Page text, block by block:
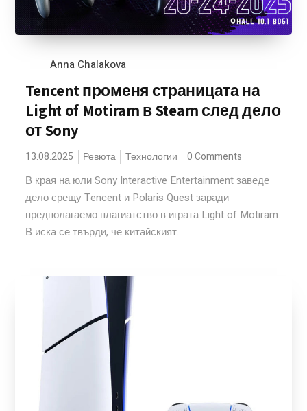
Anna Chalakova
Tencent променя страницата на
Light of Motiram в Steam след дело
от Sony
13.08.2025 Ревюта Технологии 0 Comments
В края на юли Sony Interactive Entertainment заведе
дело срещу Tencent и Polaris Quest заради
предполагаемо плагиатство в играта Light of Motiram.
В иска се твърди, че китайският...